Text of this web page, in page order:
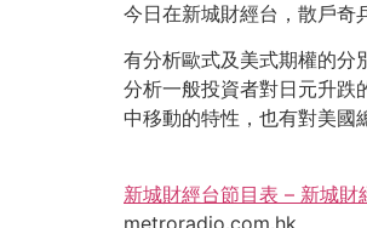
今日在新城財經台，散戶奇
有分析歐式及美式期權的分
分析一般投資者對日元升跌
中移動的特性，也有對美國
新城財經台節目表 – 新城財
metroradio.com.hk